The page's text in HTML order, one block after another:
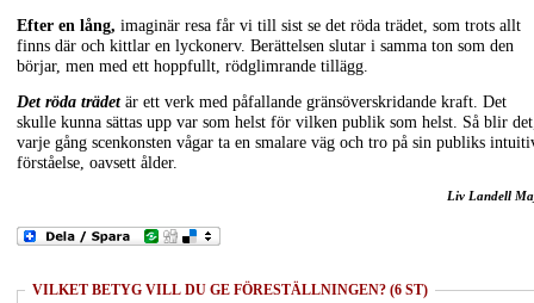
Efter en lång, imaginär resa får vi till sist se det röda trädet, som trots allt
finns där och kittlar en lyckonerv. Berättelsen slutar i samma ton som den
börjar, men med ett hoppfullt, rödglimrande tillägg.
Det röda trädetär ett verk med påfallande gränsöverskridande kraft. Det
skulle kunna sättas upp var som helst för vilken publik som helst. Så blir
varje gång scenkonsten vågar ta en smalare väg och tro på sin publiks
förståelse, oavsett ålder.
Liv Landell
VILKET BETYG VILL DU GE FÖRESTÄLLNINGEN? (6 ST)